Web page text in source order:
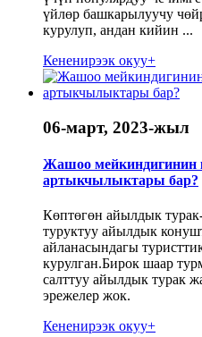
үйлөр башкарылуучу
курулуп, андан кийин ...
Кененирээк окуу+
06-март, 2023-жыл
Жашоо мейкиндигинин
артыкчылыктары бар?
Көптөгөн айылдык
туруктуу айылдык
айланасындагы
курулган.Бирок шаар
салттуу айылдык турак
эрежелер жок.
Кененирээк окуу+